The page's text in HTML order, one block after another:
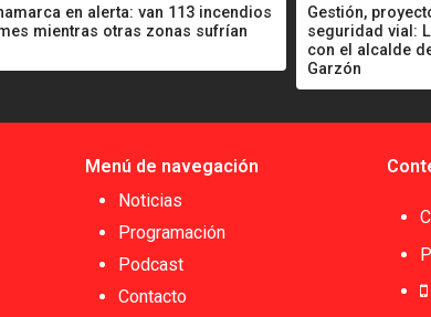
en alerta: van 113 incendios
mientras otras zonas sufrían
Gestión,
seguridad vial:
con el alcalde
Garzón
Menú de navegación
Noticias
Programación
Podcast
Contacto